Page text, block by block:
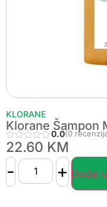
KLORANE
Klorane Šampon
0.0(0
22.60 KM
- + Dodaj